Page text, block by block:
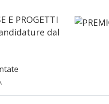
PROGETTI
dal